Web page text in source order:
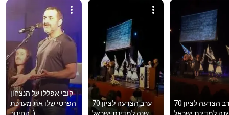
קובי אפללו על הנצחון
הפרטי שלו את מערכת
ערב הצדעה לציון 70
ערב הצדעה לציון 70